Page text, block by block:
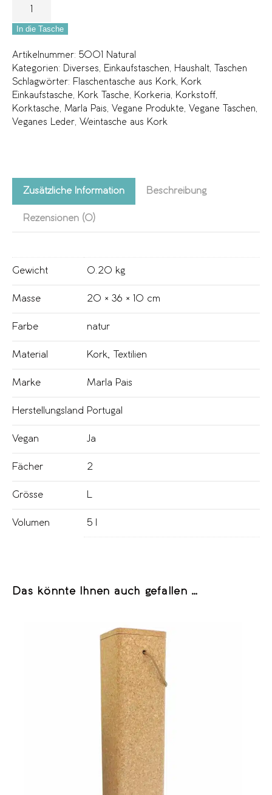
In die Tasche
Artikelnummer: 5001 Natural
Kategorien: Diverses, Einkaufstaschen, Haushalt,
Taschen
Schlagwörter: Flaschentasche aus Kork, Kork
Einkaufstasche, Kork Tasche, Korkeria, Korkstoff,
Korktasche, Marla Pais, Vegane Produkte, Vegane Taschen,
Veganes Leder, Weintasche aus Kork
Zusätzliche Information Beschreibung
Rezensionen (0)
Gewicht 0.20 kg
Masse 20 × 36 × 10 cm
Farbe natur
Material Kork, Textilien
Marke Marla Pais
Herstellungsland Portugal
Vegan Ja
Fächer 2
Grösse L
Volumen 5 l
Das könnte Ihnen auch gefallen …